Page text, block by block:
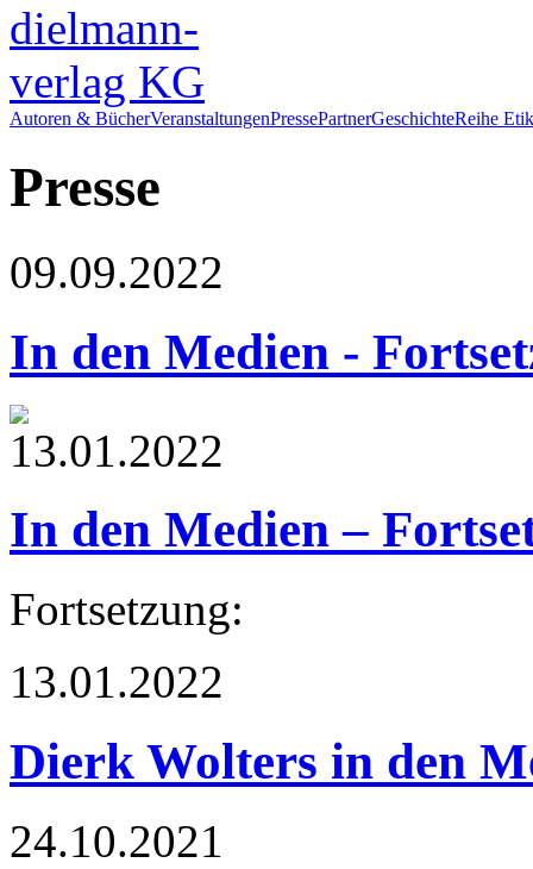
Autoren & BücherVeranstaltungenPressePartnerGeschichteReihe
Presse
09.09.2022
In den Medien -
13.01.2022
In den Medien –
Fortsetzung:
13.01.2022
Dierk Wolters in den
24.10.2021